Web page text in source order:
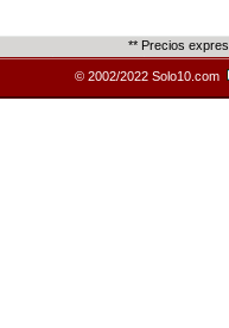
** Precios
© 2002/2022 Solo10.com